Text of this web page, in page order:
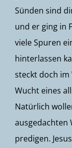
Sünden sind
und er ging in
viele Spuren
hinterlassen
steckt doch im
Wucht eines
Natürlich
ausgedachten
predigen.